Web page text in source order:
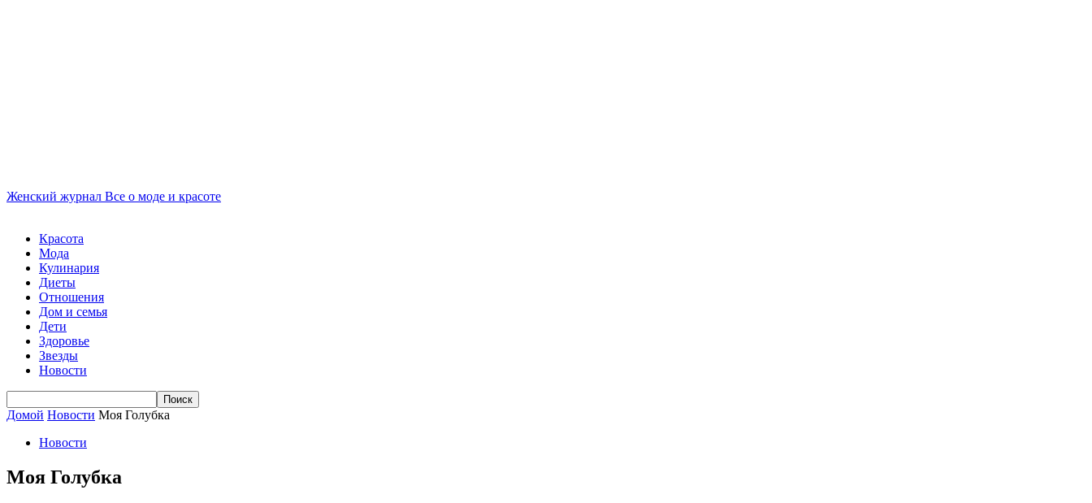
Женский журнал Все о моде и красоте
Красота
Мода
Кулинария
Диеты
Отношения
Дом и семья
Дети
Здоровье
Звезды
Новости
Домой Новости Моя Голубка
Новости
Моя Голубка